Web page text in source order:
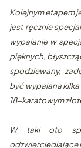
Kolejnym etapem
jest ręcznie
wypalanie w
pięknych,
spodziewany,
być wypalana
18-karatowym
W taki oto
odzwierciedlające